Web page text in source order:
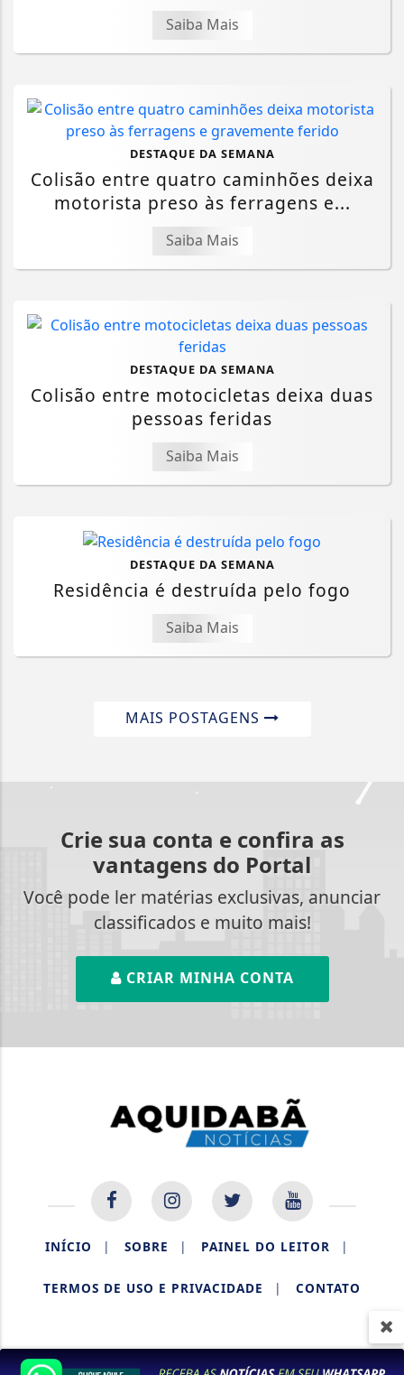
Saiba Mais
DESTAQUE DA SEMANA
Colisão entre quatro caminhões deixa
motorista preso às ferragens e...
Saiba Mais
DESTAQUE DA SEMANA
Colisão entre motocicletas deixa duas
pessoas feridas
Saiba Mais
DESTAQUE DA SEMANA
Residência é destruída pelo fogo
Saiba Mais
MAIS POSTAGENS
Crie sua conta e confira as
vantagens do Portal
Você pode ler matérias exclusivas, anunciar
classificados e muito mais!
CRIAR MINHA CONTA
INÍCIO | SOBRE | PAINEL DO LEITOR |
TERMOS DE USO E PRIVACIDADE | CONTATO
Termos de Uso e Privacidade
Esse site utiliza cookies para melhorar sua
entendemos que você concorda com nossos Termos
CLICANDO AQUI